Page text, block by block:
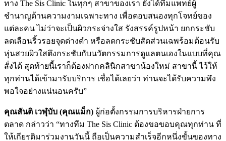
ทาง The Sis Clinic ในทุกๆ สาขาของเรา ยังได้ทีมแพทย์ผู้
ชำนาญด้านความงามเฉพาะทาง เพื่อตอบสนองทุกโจทย์ของ
แต่ละคน ไม่ว่าจะเป็นผิวกระจ่างใส รังสรรค์รูปหน้า ยกกระชับ
ลดเลือนริ้วรอยจุดด่างดำ หรือลดกระชับสัดส่วนเฉพร้อมต้อนรับ
หุ่นสวยผิวใสตึงกระชับกับนวัตกรรมการดูแลตนเองในแบบที่คุณ
สั่งได้ สุดท้ายนี้เราก็ต้องฝากคลินิกสาขาน้องใหม่ สาขานี้ ไว้ให้
ทุกท่านได้เข้ามารับบริการ เชื่อได้เลยว่า ท่านจะได้รับความพึง
พอใจอย่างแน่นอนครับ”
คุณสันติ เวฬุบับ (คุณแม็ก) ผู้ก่อตั้งกรรมการบริหารฝ่ายการ
ตลาด กล่าวว่า “ทางทีม The Sis Clinic ต้องขอขอบคุณทุกท่าน ที่
ให้เกียรติมาร่วมงานวันนี้ ถือเป็นความสำเร็จอีกหนึ่งขั้นของทาง